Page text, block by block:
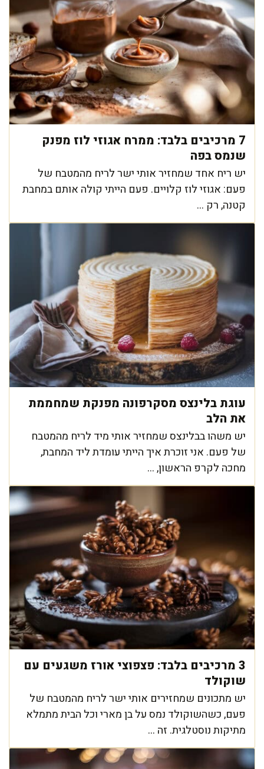
7 מרכיבים בלבד: ממרח אגוזי לוז מפנק
שנמס בפה
יש ריח אחד שמחזיר אותי ישר לריח מהמטבח של
פעם: אגוזי לוז קלויים. פעם הייתי קולה אותם במחבת
קטנה, רק ...
עוגת בלינצס מסקרפונה מפנקת שמחממת
את הלב
יש משהו בבלינצס שמחזיר אותי מיד לריח מהמטבח
של פעם. אני זוכרת איך הייתי עומדת ליד המחבת,
מחכה לקרפ הראשון, ...
3 מרכיבים בלבד: פצפוצי אורז משגעים עם
שוקולד
יש מתכונים שמחזירים אותי ישר לריח מהמטבח של
פעם, כשהשוקולד נמס על בן מארי וכל הבית מתמלא
מתיקות נוסטלגית. זה ...